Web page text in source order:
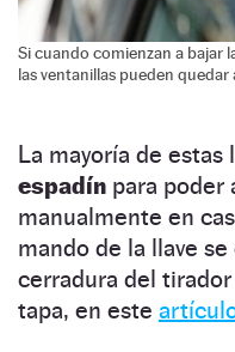
Si cuando comienzan a bajar
las ventanillas pueden quedar
La mayoría de estas
espadín para poder
manualmente en
mando de la llave
cerradura del
tapa, en este